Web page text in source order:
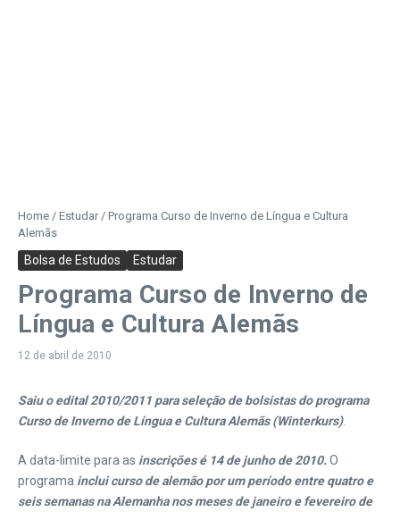
Home / Estudar / Programa Curso de Inverno de Língua e Cultura
Alemãs
Bolsa de Estudos Estudar
Programa Curso de Inverno de
Língua e Cultura Alemãs
12 de abril de 2010
Saiu o edital 2010/2011 para seleção de bolsistas do programa
Curso de Inverno de Língua e Cultura Alemãs (Winterkurs).
A data-limite para as inscrições é 14 de junho de 2010.O
programa inclui curso de alemão por um período entre quatro e
seis semanas na Alemanha nos meses de janeiro e fevereiro de